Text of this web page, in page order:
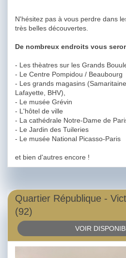
N'hésitez pas à vous perdre dans
très belles découvertes.
De nombreux endroits vous
- Les thèatres sur les Grands
- Le Centre Pompidou / Beaubourg
- Les grands magasins
Lafayette, BHV),
- Le musée Grévin
- L'hôtel de ville
- La cathédrale Notre-Dame de
- Le Jardin des Tuileries
- Le musée National Picasso-Paris
et bien d'autres encore !
Quartier République -
(92)
VOIR